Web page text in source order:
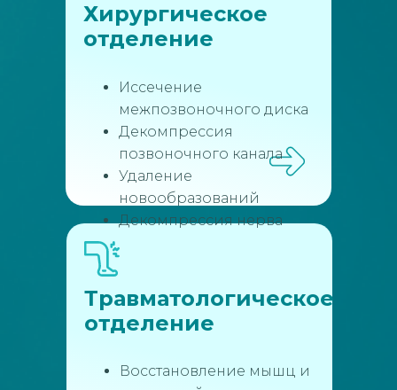
Хирургическое
отделение
Иссечение
межпозвоночного диска
Декомпрессия
позвоночного канала
Удаление
новообразований
Декомпрессия нерва
Восстановление мышц и
Травматологическое
отделение